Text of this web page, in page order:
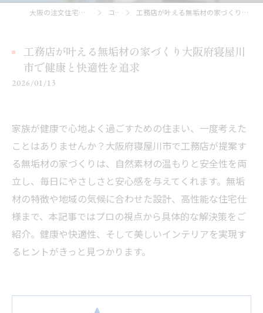
大阪の注文住宅なら株式会社アスター コラム 工務店が叶える無垢材の家づくり大阪府寝屋川市で健康と快適性を追求
工務店が叶える無垢材の家づくり大阪府寝屋川
市で健康と快適性を追求
2026/01/13
家族が健康で心地よく過ごすための住まい、一度考えた
ことはありませんか？大阪府寝屋川市で工務店が提案す
る無垢材の家づくりは、自然素材の温もりと安全性を両
立し、毎日にやさしさと安心感を与えてくれます。無垢
材の特徴や地域の気候に合わせた設計、高性能な住宅仕
様まで、本記事ではプロの視点から具体的な解決策をご
紹介。健康や快適性、そして美しいインテリアを実現す
るヒントがきっと見つかります。